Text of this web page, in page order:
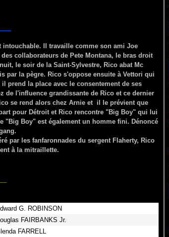
intouchable. Il travaille comme son ami Joe
collaborateurs de Pete Montana, le bras droit
le soir de la Saint-Sylvestre, Rico abat Mc
par la pègre. Rico s'oppose ensuite à Vettori qui
prend la place avec le consentement de ses
de l'influence grandissante de Rico et ce dernier
se rend alors chez Arnie et il le prévient que
pour Détroit et Rico rencontre "Big Boy" qui lui
"Big Boy" est également un homme fini. Dénoncé
par les fanfaronnades du sergent Flaherty, Rico
à la mitraillette.
G. ROBINSON
FAIRBANKS Jr.
FARRELL